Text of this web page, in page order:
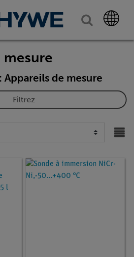
mesure
Appareils de mesure
Filtrez